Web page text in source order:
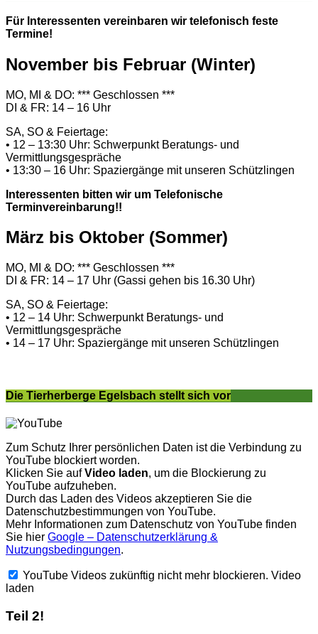
Für Interessenten vereinbaren wir telefonisch feste
Termine!
November bis Februar (Winter)
MO, MI & DO: *** Geschlossen ***
DI & FR: 14 – 16 Uhr
SA, SO & Feiertage:
• 12 – 13:30 Uhr: Schwerpunkt Beratungs- und
Vermittlungsgespräche
• 13:30 – 16 Uhr: Spaziergänge mit unseren Schützlingen
Interessenten bitten wir um Telefonische
Terminvereinbarung!!
März bis Oktober (Sommer)
MO, MI & DO: *** Geschlossen ***
DI & FR: 14 – 17 Uhr (Gassi gehen bis 16.30 Uhr)
SA, SO & Feiertage:
• 12 – 14 Uhr: Schwerpunkt Beratungs- und
Vermittlungsgespräche
• 14 – 17 Uhr: Spaziergänge mit unseren Schützlingen
Die Tierherberge Egelsbach stellt sich vor
Zum Schutz Ihrer persönlichen Daten ist die Verbindung zu
YouTube blockiert worden.
Klicken Sie aufVideo laden, um die Blockierung zu
YouTube aufzuheben.
Durch das Laden des Videos akzeptieren Sie die
Datenschutzbestimmungen von YouTube.
Mehr Informationen zum Datenschutz von YouTube finden
Sie hier Google – Datenschutzerklärung &
Nutzungsbedingungen.
YouTube Videos zukünftig nicht mehr blockieren. Video
laden
Teil 2!